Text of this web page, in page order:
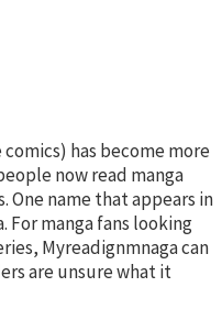
has become more
now read manga
One name that appears in
For manga fans looking
Myreadignmnaga can
are unsure what it